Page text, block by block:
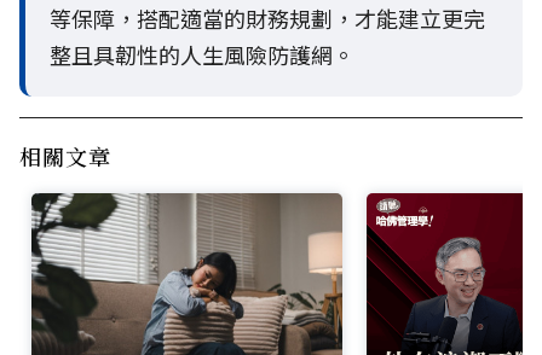
等保障，搭配適當的財務規劃，才能建立更完
整且具韌性的人生風險防護網。
相關文章